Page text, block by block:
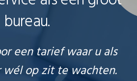
bureau.
een tarief waar u als
op zit te wachten.